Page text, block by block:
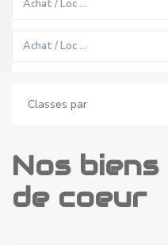
Achat / Loc …
Achat / Loc …
Classes par
Nos
de coeur